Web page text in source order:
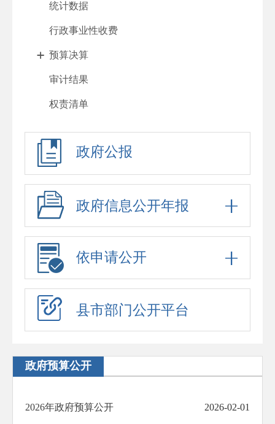
统计数据
行政事业性收费
预算决算
审计结果
权责清单
处罚强制
重大项目
政府采购
重大民生信息
招考录用
应急预案
应急演练
法治政府建设年度报告
政府公报
政府信息公开年报
依申请公开
县市部门公开平台
政府预算公开
2026年政府预算公开 2026-02-01